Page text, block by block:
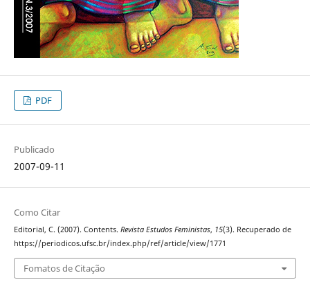
PDF
Publicado
2007-09-11
Como Citar
Editorial, C. (2007). Contents. Revista Estudos Feministas, 15(3). Recuperado de
https://periodicos.ufsc.br/index.php/ref/article/view/1771
Fomatos de Citação